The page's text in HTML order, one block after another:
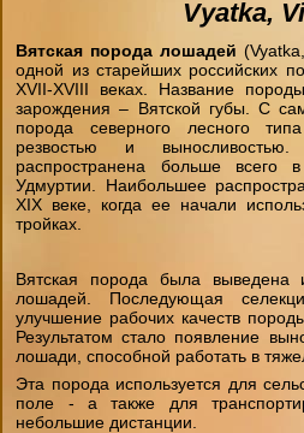
Vyatka,
Вятская порода лошадей
одной из старейших российских
XVII-XVIII веках. Название
зарождения – Вятской губы. С
порода северного лесного
резвостью и
распространена больше всего
Удмуртии. Наибольшее
XIX веке, когда ее начали
тройках.
Вятская порода была выведена
лошадей. Последующая
улучшение рабочих качеств
Результатом стало появление
лошади, способной работать в
Эта порода используется для
поле - а также для
небольшие дистанции.
Чёрный Список
Бесплатный постой лошадей
Техника Безопасности
"День на конюшне" (будни)
Экспресс- обучение за 4 часа
Фотосессии
Лакомства для животных
Вопросы-ответы
Стили верховой езды
Советы
Школа лошади
Ветеринария
Амуниция лошадей
Подбор лошади параметры
Домик в аренду